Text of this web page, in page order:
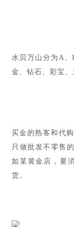
水贝万山分为A、
金、钻石、彩宝、
买金的熟客和代
只做批发不零售
如某黄金店，要
货。